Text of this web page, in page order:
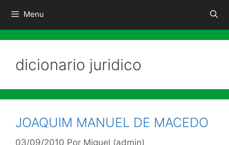
Menu
dicionario juridico
JOAQUIM MANUEL DE MACEDO
03/09/2010 Por Miguel (admin)